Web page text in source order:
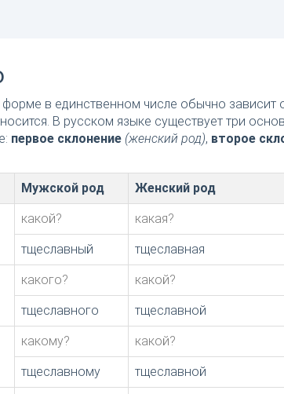
в единственном числе обычно зависит
В русском языке существует три
первое склонение (женский род), второе
Мужской род Женский род
какой? какая?
тщеславный тщеславная
какого? какой?
тщеславного тщеславной
какому? какой?
тщеславному тщеславной